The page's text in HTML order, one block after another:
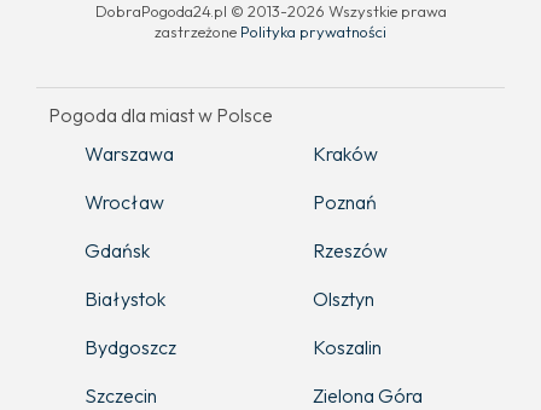
DobraPogoda24.pl © 2013-2026 Wszystkie prawa
zastrzeżone Polityka prywatności
Pogoda dla miast w Polsce
Warszawa
Kraków
Wrocław
Poznań
Gdańsk
Rzeszów
Białystok
Olsztyn
Bydgoszcz
Koszalin
Szczecin
Zielona Góra